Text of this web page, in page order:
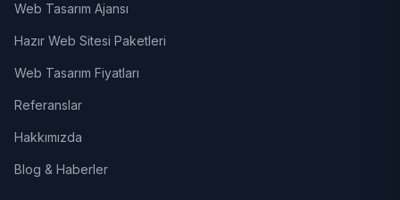
Web Tasarım Ajansı
Hazır Web Sitesi Paketleri
Web Tasarım Fiyatları
Referanslar
Hakkımızda
Blog & Haberler